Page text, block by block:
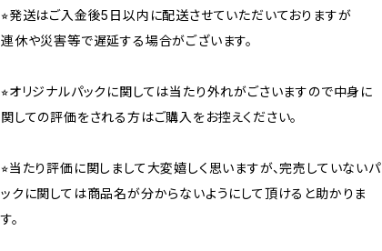
⭐︎発送はご入金後5日以内に配送させていただいておりますが
連休や災害等で遅延する場合がございます。
⭐︎オリジナルパックに関しては当たり外れがごさいますので中身に
関しての評価をされる方はご購入をお控えください。
⭐︎当たり評価に関しまして大変嬉しく思いますが、完売していないパ
ックに関しては商品名が分からないようにして頂けると助かりま
す。